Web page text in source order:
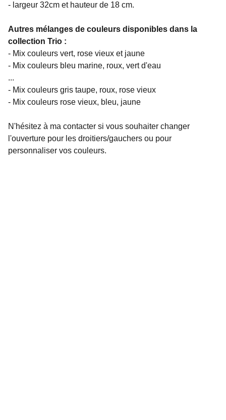
- largeur 32cm et hauteur de 18 cm.
Autres mélanges de couleurs disponibles dans la
collection Trio :
- Mix couleurs vert, rose vieux et jaune
- Mix couleurs bleu marine, roux, vert d'eau
...
- Mix couleurs gris taupe, roux, rose vieux
- Mix couleurs rose vieux, bleu, jaune
N'hésitez à ma contacter si vous souhaiter changer
l'ouverture pour les droitiers/gauchers ou pour
personnaliser vos couleurs.